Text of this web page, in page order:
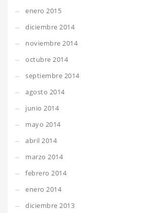
enero 2015
diciembre 2014
noviembre 2014
octubre 2014
septiembre 2014
agosto 2014
junio 2014
mayo 2014
abril 2014
marzo 2014
febrero 2014
enero 2014
diciembre 2013